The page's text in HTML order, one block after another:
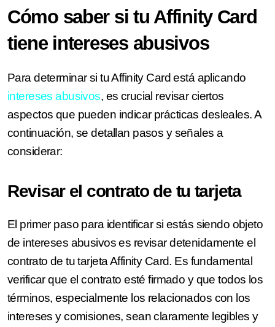
Cómo saber si tu Affinity Card
tiene intereses abusivos
Para determinar si tu Affinity Card está aplicando
intereses abusivos, es crucial revisar ciertos
aspectos que pueden indicar prácticas desleales. A
continuación, se detallan pasos y señales a
considerar:
Revisar el contrato de tu tarjeta
El primer paso para identificar si estás siendo objeto
de intereses abusivos es revisar detenidamente el
contrato de tu tarjeta Affinity Card. Es fundamental
verificar que el contrato esté firmado y que todos los
términos, especialmente los relacionados con los
intereses y comisiones, sean claramente legibles y